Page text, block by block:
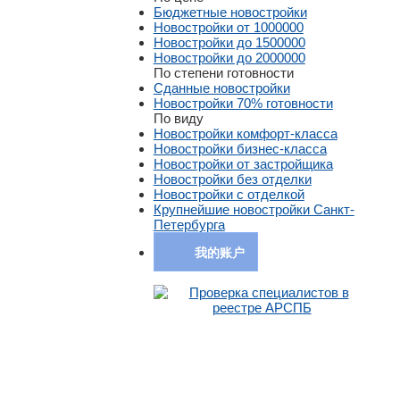
Бюджетные новостройки
Новостройки от 1000000
Новостройки до 1500000
Новостройки до 2000000
По степени готовности
Сданные новостройки
Новостройки 70% готовности
По виду
Новостройки комфорт-класса
Новостройки бизнес-класса
Новостройки от застройщика
Новостройки без отделки
Новостройки с отделкой
Крупнейшие новостройки Санкт-
Петербурга
我的账户